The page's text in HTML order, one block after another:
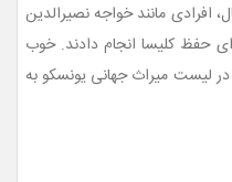
افرادی مانند خواجه نصیرالدین
حفظ کلیسا انجام دادند. خوب
است بدانید که این کلیسا در سال ۲۰۰۸ در لیست میراث جهانی یونسکو به